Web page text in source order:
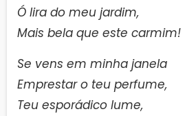
Ó lira do meu jardim,
Mais bela que este carmim!
Se vens em minha janela
Emprestar o teu perfume,
Teu esporádico lume,